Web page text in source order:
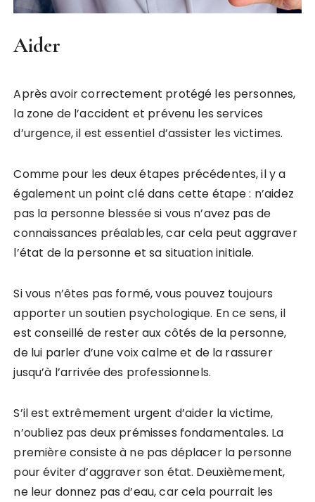
Aider
Après avoir correctement protégé les personnes,
la zone de l’accident et prévenu les services
d’urgence, il est essentiel d’assister les victimes.
Comme pour les deux étapes précédentes, il y a
également un point clé dans cette étape : n’aidez
pas la personne blessée si vous n’avez pas de
connaissances préalables, car cela peut aggraver
l’état de la personne et sa situation initiale.
Si vous n’êtes pas formé, vous pouvez toujours
apporter un soutien psychologique. En ce sens, il
est conseillé de rester aux côtés de la personne,
de lui parler d’une voix calme et de la rassurer
jusqu’à l’arrivée des professionnels.
S’il est extrêmement urgent d’aider la victime,
n’oubliez pas deux prémisses fondamentales. La
première consiste à ne pas déplacer la personne
pour éviter d’aggraver son état. Deuxièmement,
ne leur donnez pas d’eau, car cela pourrait les